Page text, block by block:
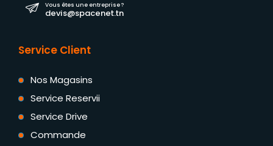
Vous êtes une entreprise ?
devis@spacenet.tn
Service Client
Nos Magasins
Service Reservii
Service Drive
Commande